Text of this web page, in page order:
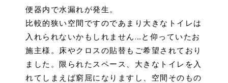
便器内で水漏れが発生。
比較的狭い空間ですのであまり大きなトイレは
入れられないかもしれません…と仰っていたお
施主様。床やクロスの貼替もご希望されており
ました。限られたスペース、大きなトイレを入
れてしまえば窮屈になりますし、空間そのもの